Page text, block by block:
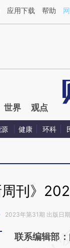
应用下载 帮助
世界 观点
健康 环科
刊》
2023年第31期 出版日
请务必在总
联系编辑部